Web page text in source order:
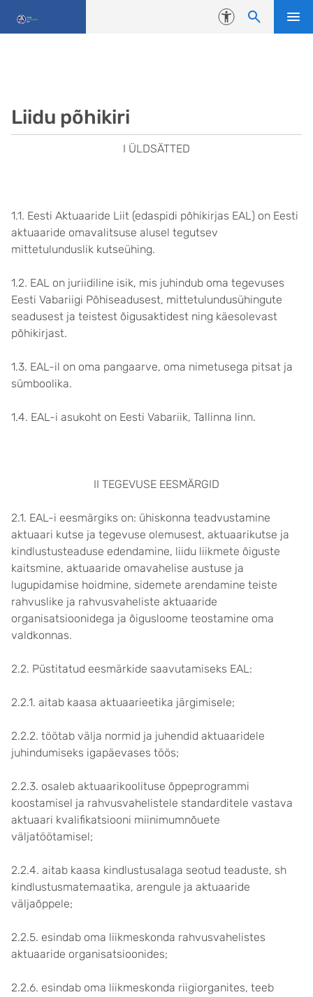
Juurdepääsetavus
Liidu põhikiri
I ÜLDSÄTTED
1.1. Eesti Aktuaaride Liit (edaspidi põhikirjas EAL) on Eesti
aktuaaride omavalitsuse alusel tegutsev
mittetulunduslik kutseühing.
1.2. EAL on juriidiline isik, mis juhindub oma tegevuses
Eesti Vabariigi Põhiseadusest, mittetulundusühingute
seadusest ja teistest õigusaktidest ning käesolevast
põhikirjast.
1.3. EAL-il on oma pangaarve, oma nimetusega pitsat ja
sümboolika.
1.4. EAL-i asukoht on Eesti Vabariik, Tallinna linn.
II TEGEVUSE EESMÄRGID
2.1. EAL-i eesmärgiks on: ühiskonna teadvustamine
aktuaari kutse ja tegevuse olemusest, aktuaarikutse ja
kindlustusteaduse edendamine, liidu liikmete õiguste
kaitsmine, aktuaaride omavahelise austuse ja
lugupidamise hoidmine, sidemete arendamine teiste
rahvuslike ja rahvusvaheliste aktuaaride
organisatsioonidega ja õigusloome teostamine oma
valdkonnas.
2.2. Püstitatud eesmärkide saavutamiseks EAL:
2.2.1. aitab kaasa aktuaarieetika järgimisele;
2.2.2. töötab välja normid ja juhendid aktuaaridele
juhindumiseks igapäevases töös;
2.2.3. osaleb aktuaarikoolituse õppeprogrammi
koostamisel ja rahvusvahelistele standarditele vastava
aktuaari kvalifikatsiooni miinimumnõuete
väljatöötamisel;
2.2.4. aitab kaasa kindlustusalaga seotud teaduste, sh
kindlustusmatemaatika, arengule ja aktuaaride
väljaõppele;
2.2.5. esindab oma liikmeskonda rahvusvahelistes
aktuaaride organisatsioonides;
2.2.6. esindab oma liikmeskonda riigiorganites, teeb